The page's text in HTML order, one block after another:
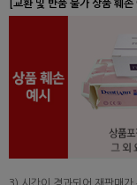
[교환 및 반품 불가 상품 훼손